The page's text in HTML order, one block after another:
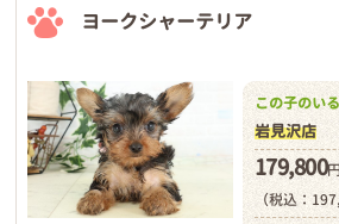
ヨークシャーテリア
この子のい
岩見沢店
179,800円
（税込：